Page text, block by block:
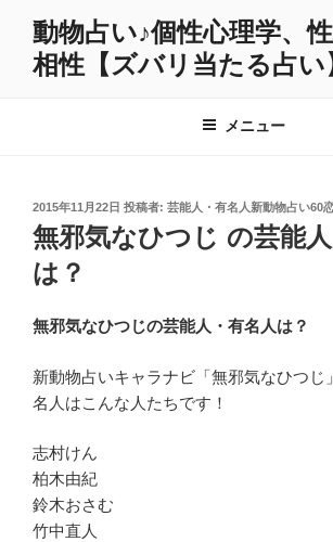
動物占い♪個性心理学、
相性【ズバリ当たる占い
メニュー
投
稿
日:
2015年11月22日 投稿者: 芸能人・有名人新動物占い60
無邪気なひつじ の芸能
は？
無邪気なひつじの芸能人・有名人は？
新動物占いキャラナビ「無邪気なひつじ
名人はこんな人たちです！
志村けん
柏木由紀
鈴木おさむ
竹中直人